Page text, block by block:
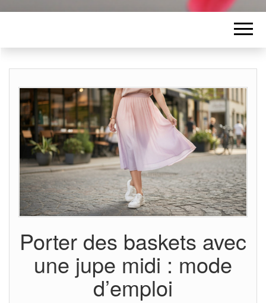
Porter des baskets avec
une jupe midi : mode
d’emploi